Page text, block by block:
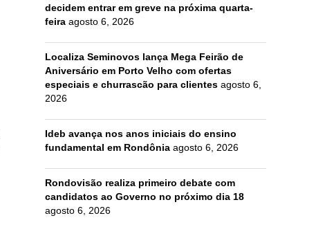
decidem entrar em greve na próxima quarta-
feira agosto 6, 2026
Localiza Seminovos lança Mega Feirão de
Aniversário em Porto Velho com ofertas
especiais e churrascão para clientes agosto 6,
2026
Ideb avança nos anos iniciais do ensino
fundamental em Rondônia agosto 6, 2026
Rondovisão realiza primeiro debate com
candidatos ao Governo no próximo dia 18
agosto 6, 2026